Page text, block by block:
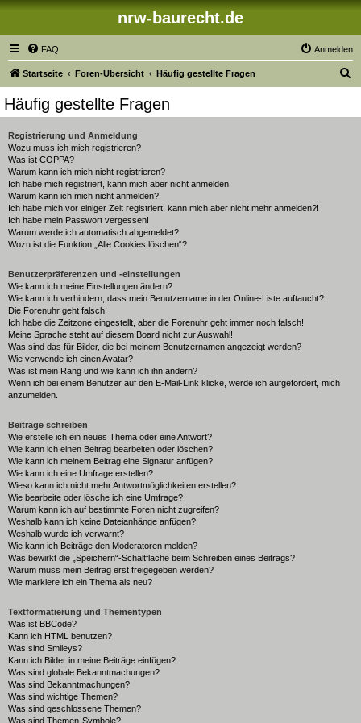
nrw-baurecht.de
FAQ Anmelden
Startseite Foren-Übersicht Häufig gestellte Fragen
Häufig gestellte Fragen
Registrierung und Anmeldung
Wozu muss ich mich registrieren?
Was ist COPPA?
Warum kann ich mich nicht registrieren?
Ich habe mich registriert, kann mich aber nicht anmelden!
Warum kann ich mich nicht anmelden?
Ich habe mich vor einiger Zeit registriert, kann mich aber nicht mehr anmelden?!
Ich habe mein Passwort vergessen!
Warum werde ich automatisch abgemeldet?
Wozu ist die Funktion „Alle Cookies löschen“?
Benutzerpräferenzen und -einstellungen
Wie kann ich meine Einstellungen ändern?
Wie kann ich verhindern, dass mein Benutzername in der Online-Liste auftaucht?
Die Forenuhr geht falsch!
Ich habe die Zeitzone eingestellt, aber die Forenuhr geht immer noch falsch!
Meine Sprache steht auf diesem Board nicht zur Auswahl!
Was sind das für Bilder, die bei meinem Benutzernamen angezeigt werden?
Wie verwende ich einen Avatar?
Was ist mein Rang und wie kann ich ihn ändern?
Wenn ich bei einem Benutzer auf den E-Mail-Link klicke, werde ich aufgefordert, mich
anzumelden.
Beiträge schreiben
Wie erstelle ich ein neues Thema oder eine Antwort?
Wie kann ich einen Beitrag bearbeiten oder löschen?
Wie kann ich meinem Beitrag eine Signatur anfügen?
Wie kann ich eine Umfrage erstellen?
Wieso kann ich nicht mehr Antwortmöglichkeiten erstellen?
Wie bearbeite oder lösche ich eine Umfrage?
Warum kann ich auf bestimmte Foren nicht zugreifen?
Weshalb kann ich keine Dateianhänge anfügen?
Weshalb wurde ich verwarnt?
Wie kann ich Beiträge den Moderatoren melden?
Was bewirkt die „Speichern“-Schaltfläche beim Schreiben eines Beitrags?
Warum muss mein Beitrag erst freigegeben werden?
Wie markiere ich ein Thema als neu?
Textformatierung und Thementypen
Was ist BBCode?
Kann ich HTML benutzen?
Was sind Smileys?
Kann ich Bilder in meine Beiträge einfügen?
Was sind globale Bekanntmachungen?
Was sind Bekanntmachungen?
Was sind wichtige Themen?
Was sind geschlossene Themen?
Was sind Themen-Symbole?